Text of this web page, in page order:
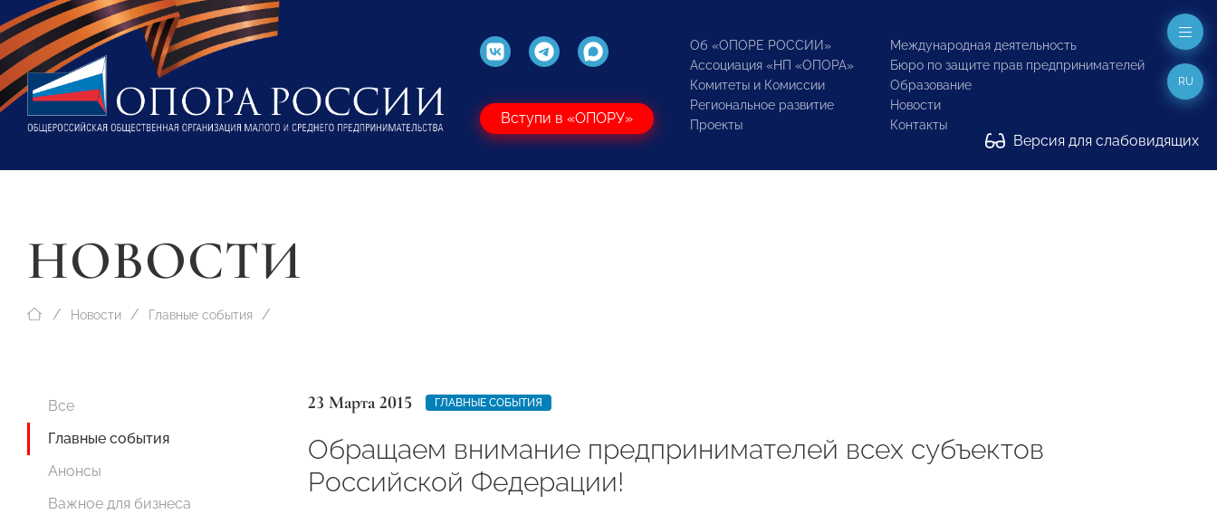
Вступи в «ОПОРУ»
Об «ОПОРЕ РОССИИ»
Ассоциация «НП «ОПОРА»
Комитеты и Комиссии
Региональное развитие
Проекты
Международная деятельность
Бюро по защите прав предпринимателей
Образование
Новости
Контакты
Версия для слабовидящих
RU
НОВОСТИ
Новости Главные события
Все
Главные события
Анонсы
Важное для бизнеса
23 Марта 2015 ГЛАВНЫЕ СОБЫТИЯ
Обращаем внимание предпринимателей всех субъектов
Российской Федерации!